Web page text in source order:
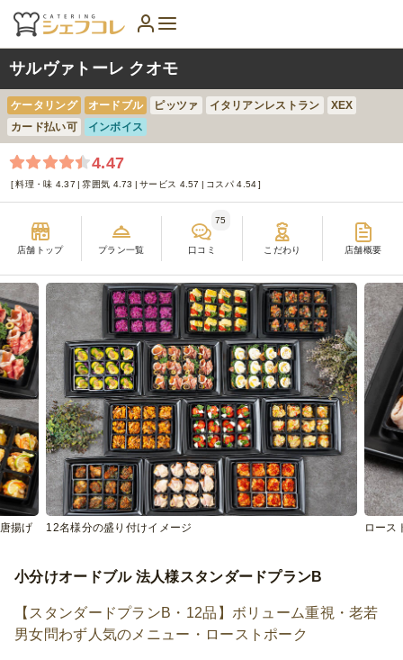
サルヴァトーレ クオモ
ケータリング オードブル ピッツァ イタリアンレストラン
XEX
カード払い可
インボイス
4.47
料理・味 4.37 雰囲気 4.73 サービス 4.57 コスパ 4.54
店舗トップ プラン一覧 口コミ
75
こだわり 店舗概要
揚げ 12名様分の盛り付けイメージ ロース
小分けオードブル 法人様スタンダードプランB
【スタンダードプランB・12品】ボリューム重視・老若
男女問わず人気のメニュー・ローストポーク